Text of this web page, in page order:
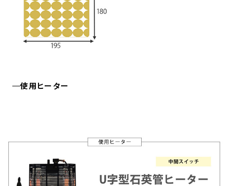
使用ヒーター